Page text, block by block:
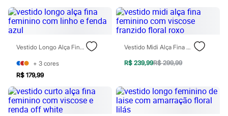
Em alta
Dia dos Pais
Inverno
Novidades
Roupas
Camisas
Calças
Camisetas e Regatas
Casacos e Jaquetas
Jeans
Polos
Vestido Longo Alça Fina Feminino Com Linho E Fenda Azul
+ 3 cores
R$ 179,99
Vestido Midi Alça Fina Feminino Com Viscose Franzido Floral Roxo
R$ 239,99R$ 299,99